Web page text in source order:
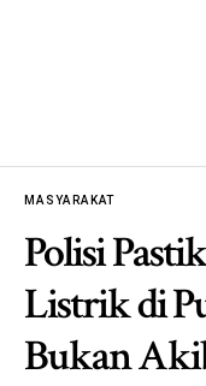
MASYARAKAT
Polisi
Listrik di
Bukan